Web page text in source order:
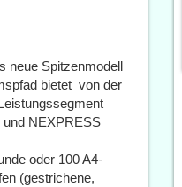
neue Spitzenmodell
bietet  von der
NEXPRESS
oder 100 A4-
(gestrichene,